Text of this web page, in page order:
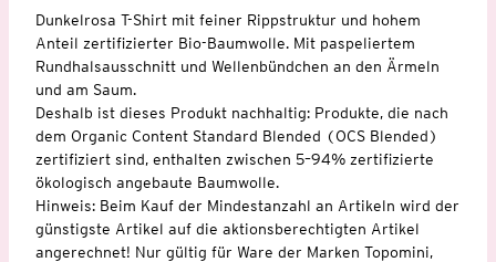
Dunkelrosa T-Shirt mit feiner Rippstruktur und hohem
Anteil zertifizierter Bio-Baumwolle. Mit paspeliertem
Rundhalsausschnitt und Wellenbündchen an den Ärmeln
und am Saum.
Deshalb ist dieses Produkt nachhaltig: Produkte, die nach
dem Organic Content Standard Blended (OCS Blended)
zertifiziert sind, enthalten zwischen 5–94% zertifizierte
ökologisch angebaute Baumwolle.
Hinweis: Beim Kauf der Mindestanzahl an Artikeln wird der
günstigste Artikel auf die aktionsberechtigten Artikel
angerechnet! Nur gültig für Ware der Marken Topomini,